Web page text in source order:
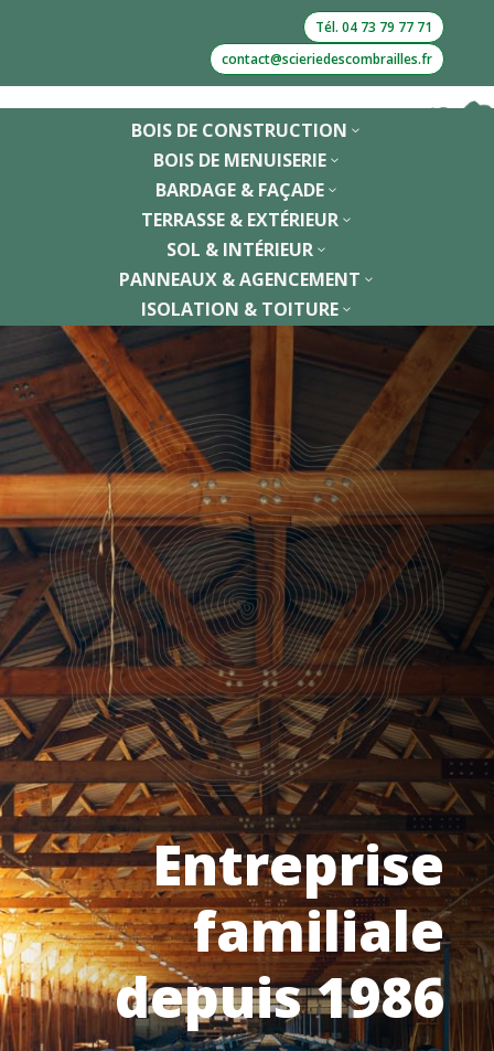
Tél. 04 73 79 77 71
contact@scieriedescombrailles.fr
3
BOIS DE CONSTRUCTION
3
BOIS DE MENUISERIE
3
BARDAGE & FAÇADE
3
TERRASSE & EXTÉRIEUR
3
SOL & INTÉRIEUR
3
PANNEAUX & AGENCEMENT
3
ISOLATION & TOITURE
Entreprise
familiale
depuis 1986